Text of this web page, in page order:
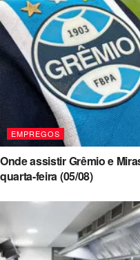
EMPREGOS
Onde assistir Grêmio e
quarta-feira (05/08)